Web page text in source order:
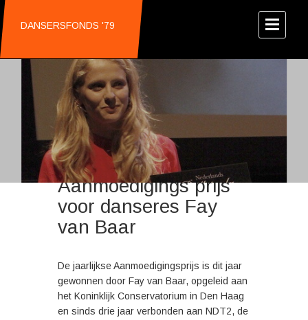
DANSERSFONDS '79
Aanmoedigings prijs
voor danseres Fay
van Baar
De jaarlijkse Aanmoedigingsprijs is dit jaar
gewonnen door Fay van Baar, opgeleid aan
het Koninklijk Conservatorium in Den Haag
en sinds drie jaar verbonden aan NDT2, de